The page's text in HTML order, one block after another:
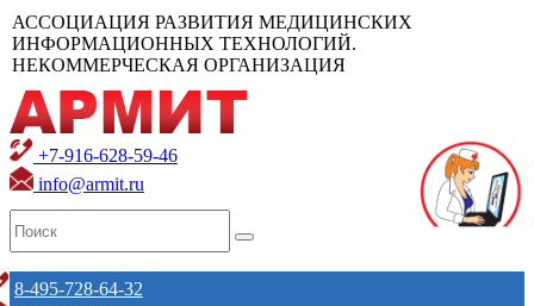
АССОЦИАЦИЯ РАЗВИТИЯ МЕДИЦИНСКИХ
ИНФОРМАЦИОННЫХ ТЕХНОЛОГИЙ.
НЕКОММЕРЧЕСКАЯ ОРГАНИЗАЦИЯ
+7-916-628-59-46
info@armit.ru
8-495-728-64-32